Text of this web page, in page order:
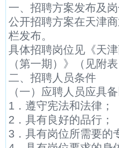
一、招聘方案发布及
公开招聘方案在天津
栏发布。
具体招聘岗位见《天
（第一期）》（见附表
二、招聘人员条件
（一）应聘人员应具
1．遵守宪法和法律；
2．具有良好的品行；
3．具有岗位所需要的